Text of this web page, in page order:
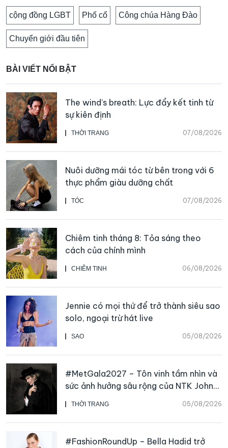
cộng đồng LGBT Phố cổ Công chúa Hàng Đào
Chuyển giới đầu tiên
BÀI VIẾT NỔI BẬT
THỜI TRANG 07/08/2026
The wind’s breath: Lực đẩy kết tinh từ
sự kiên định
TÓC 07/08/2026
Nuôi dưỡng mái tóc từ bên trong với 6
thực phẩm giàu dưỡng chất
CHIÊM TINH 06/08/2026
Chiêm tinh tháng 8: Tỏa sáng theo
cách của chính mình
SAO 05/08/2026
Jennie có mọi thứ để trở thành siêu sao
solo, ngoại trừ hát live
THỜI TRANG 05/08/2026
#MetGala2027 – Tôn vinh tầm nhìn và
sức ảnh hưởng sâu rộng của NTK John
Galliano
#FashionRoundUp – Bella Hadid trở